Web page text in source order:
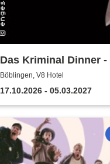
Das Kriminal Dinner -
letzte Joint der Marie
Böblingen, V8 Hotel
17.10.2026 - 05.03.2027